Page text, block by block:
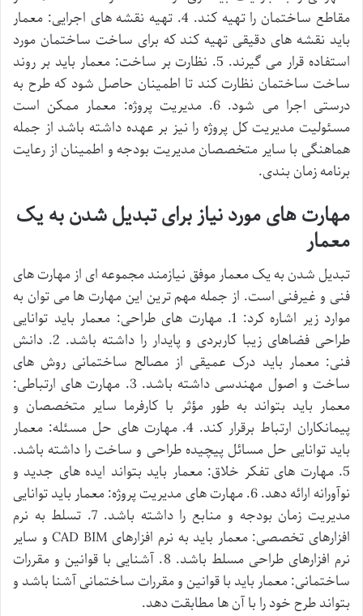
مقاطع ساختمان را تهیه کند. 4. تهیه نقشه های اجرایی: معمار
باید نقشه های دقیقی تهیه کند که برای ساخت ساختمان مورد
استفاده قرار می گیرند. 5. نظارت بر ساخت: معمار باید بر روند
ساخت ساختمان نظارت کند تا اطمینان حاصل شود که طرح به
درستی اجرا می شود. 6. مدیریت پروژه: معمار ممکن است
مسئولیت مدیریت کل پروژه را نیز بر عهده داشته باشد از جمله
هماهنگی با سایر متخصصان مدیریت بودجه و اطمینان از رعایت
برنامه زمان بندی.
مهارت های مورد نیاز برای تبدیل شدن به یک
معمار
تبدیل شدن به یک معمار موفق نیازمند مجموعه ای از مهارت های
فنی و غیرفنی است. از جمله مهم ترین این مهارت ها می توان به
موارد زیر اشاره کرد: 1. مهارت های طراحی: معمار باید توانایی
طراحی فضاهای زیبا کاربردی و پایدار را داشته باشد. 2. دانش
فنی: معمار باید درک عمیقی از مصالح ساختمانی روش های
ساخت و اصول مهندسی داشته باشد. 3. مهارت های ارتباطی:
معمار باید بتواند به طور مؤثر با کارفرما سایر متخصصان و
پیمانکاران ارتباط برقرار کند. 4. مهارت های حل مسئله: معمار
باید توانایی حل مسائل پیچیده طراحی و ساخت را داشته باشد.
5. مهارت های تفکر خلاق: معمار باید بتواند ایده های جدید و
نوآورانه ارائه دهد. 6. مهارت های مدیریت پروژه: معمار باید توانایی
مدیریت زمان بودجه و منابع را داشته باشد. 7. تسلط به نرم
افزارهای تخصصی: معمار باید به نرم افزارهای CAD BIM و سایر
نرم افزارهای طراحی مسلط باشد. 8. آشنایی با قوانین و مقررات
ساختمانی: معمار باید با قوانین و مقررات ساختمانی آشنا باشد و
بتواند طرح خود را با آن ها مطابقت دهد.